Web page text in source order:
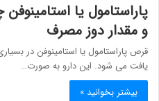
پاراستامول یا
و مقدار دوز مصرف
قرص پاراستامول یا استامینوفن در
یافت می شود. این دارو به صورت…
بیشتر بخوانید »